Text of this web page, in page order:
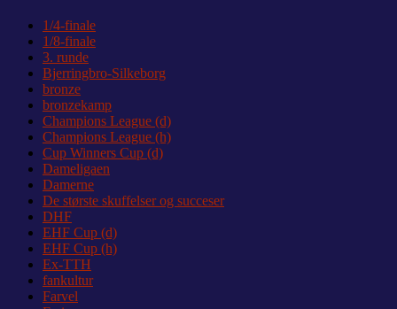
1/4-finale
1/8-finale
3. runde
Bjerringbro-Silkeborg
bronze
bronzekamp
Champions League (d)
Champions League (h)
Cup Winners Cup (d)
Dameligaen
Damerne
De største skuffelser og succeser
DHF
EHF Cup (d)
EHF Cup (h)
Ex-TTH
fankultur
Farvel